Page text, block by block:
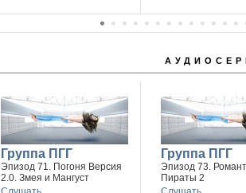
Группа ПГГ
Эпизод 71. Погоня Версия
2.0. Змея и Мангуст
Группа ПГГ
Эпизод 73.
Пираты 2